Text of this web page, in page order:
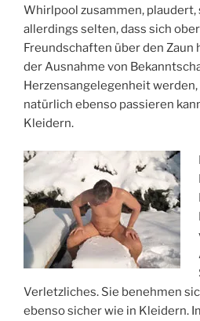
Whirlpool zusammen, plaudert,
allerdings selten, dass sich
Freundschaften über den
der Ausnahme von
Herzensangelegenheit
natürlich ebenso passieren
Kleidern.
Verletzliches. Sie benehmen
ebenso sicher wie in Kleidern.